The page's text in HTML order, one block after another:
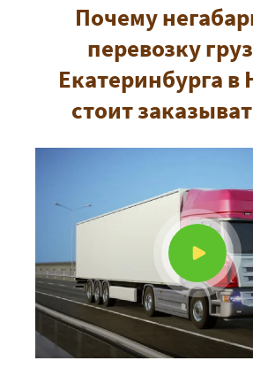
Почему
перевозку
Екатеринбурга в
стоит